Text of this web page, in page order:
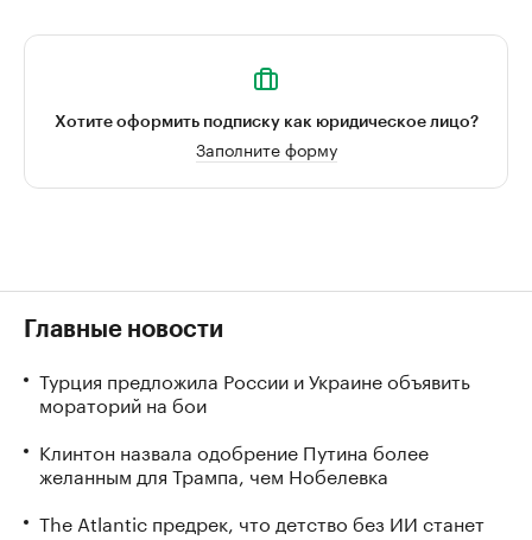
Хотите оформить подписку как юридическое лицо?
Заполните форму
Главные новости
Турция предложила России и Украине объявить
мораторий на бои
Клинтон назвала одобрение Путина более
желанным для Трампа, чем Нобелевка
The Atlantic предрек, что детство без ИИ станет